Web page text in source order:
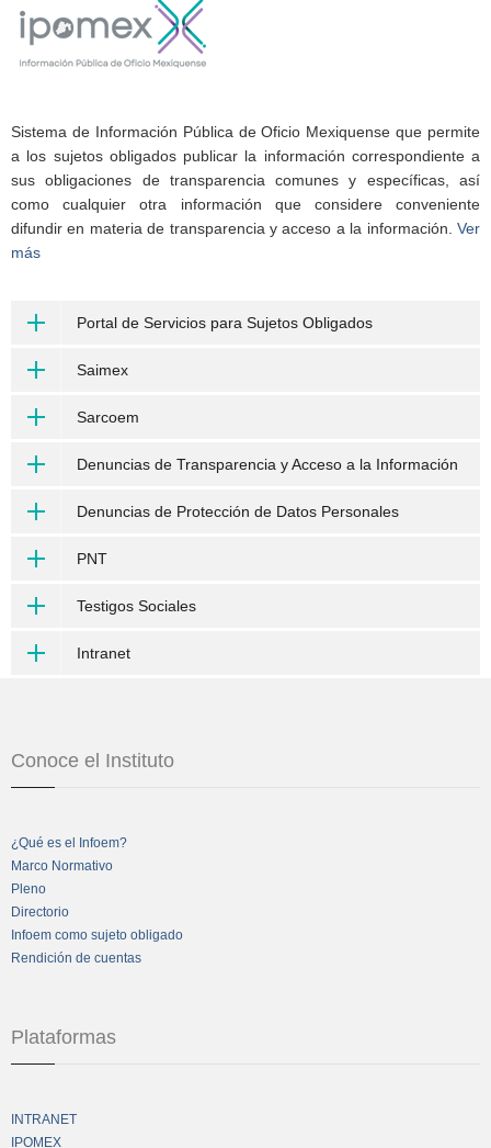
Sistema de Información Pública de Oficio Mexiquense que permite
a los sujetos obligados publicar la información correspondiente a
sus obligaciones de transparencia comunes y específicas, así
como cualquier otra información que considere conveniente
difundir en materia de transparencia y acceso a la información. Ver
más
Portal de Servicios para Sujetos Obligados
Saimex
Sarcoem
Denuncias de Transparencia y Acceso a la Información
Denuncias de Protección de Datos Personales
PNT
Testigos Sociales
Intranet
Conoce el Instituto
¿Qué es el Infoem?
Marco Normativo
Pleno
Directorio
Infoem como sujeto obligado
Rendición de cuentas
Plataformas
INTRANET
IPOMEX